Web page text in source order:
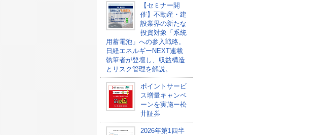
【セミナー開
催】不動産・建
設業界の新たな
投資対象「系統
用蓄電池」への参入戦略。
日経エネルギーNEXT連載
執筆者が登壇し、収益構造
とリスク管理を解説。
ポイントサービ
ス増量キャンペ
ーンを実施ー松
井証券
2026年第1四半